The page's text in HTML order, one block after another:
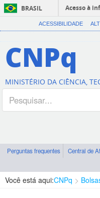
BRASIL
Acesso à
ACESSIBILIDADE
CNPq
MINISTÉRIO DA CIÊNCIA,
Perguntas frequentes Central de
Você está aqui:CNPq